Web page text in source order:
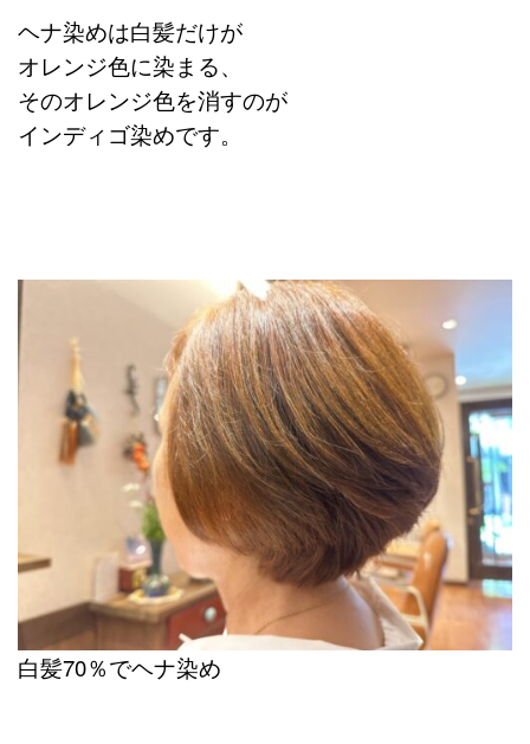
ヘナ染めは白髪だけが
オレンジ色に染まる、
そのオレンジ色を消すのが
インディゴ染めです。
白髪70％でヘナ染め